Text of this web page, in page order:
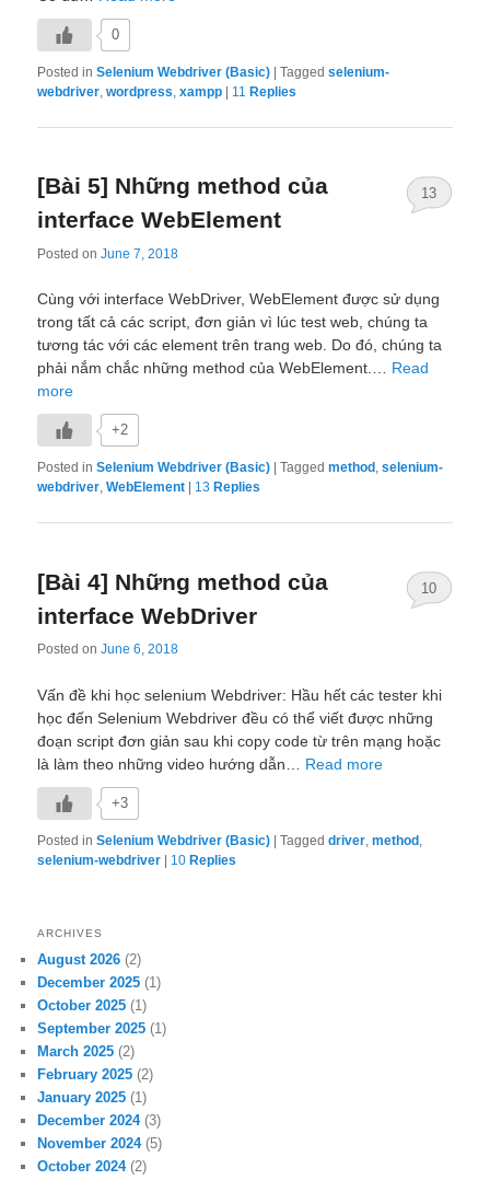
0
Posted in Selenium Webdriver (Basic) |Tagged selenium-
webdriver ,wordpress ,xampp | 11 Replies
[Bài 5] Những method của
interface WebElement
Posted onJune 7, 2018
13
Cùng với interface WebDriver, WebElement được sử dụng
trong tất cả các script, đơn giản vì lúc test web, chúng ta
tương tác với các element trên trang web. Do đó, chúng ta
phải nắm chắc những method của WebElement.… Read
more
+2
Posted in Selenium Webdriver (Basic) |Tagged method ,selenium-
webdriver,WebElement 13 Replies
[Bài 4] Những method của
interface WebDriver
Posted onJune 6, 2018
10
Vấn đề khi học selenium Webdriver: Hầu hết các tester khi
học đến Selenium Webdriver đều có thể viết được những
đoạn script đơn giản sau khi copy code từ trên mạng hoặc
là làm theo những video hướng dẫn… Read more
+3
Posted in Selenium Webdriver (Basic) |Tagged driver,method,
selenium-webdriver | 10 Replies
ARCHIVES
August 2026 (2)
December 2025 (1)
October 2025 (1)
September 2025 (1)
March 2025 (2)
February 2025 (2)
January 2025 (1)
December 2024(3)
November 2024(5)
October 2024(2)